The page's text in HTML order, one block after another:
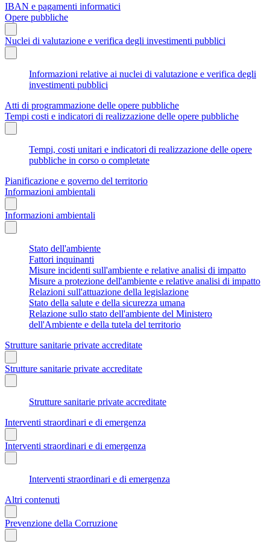
IBAN e pagamenti informatici
Opere pubbliche
Nuclei di valutazione e verifica degli investimenti pubblici
Informazioni relative ai nuclei di valutazione e verifica degli
investimenti pubblici
Atti di programmazione delle opere pubbliche
Tempi costi e indicatori di realizzazione delle opere pubbliche
Tempi, costi unitari e indicatori di realizzazione delle opere
pubbliche in corso o completate
Pianificazione e governo del territorio
Informazioni ambientali
Informazioni ambientali
Stato dell'ambiente
Fattori inquinanti
Misure incidenti sull'ambiente e relative analisi di impatto
Misure a protezione dell'ambiente e relative analisi di impatto
Relazioni sull'attuazione della legislazione
Stato della salute e della sicurezza umana
Relazione sullo stato dell'ambiente del Ministero
dell'Ambiente e della tutela del territorio
Strutture sanitarie private accreditate
Strutture sanitarie private accreditate
Strutture sanitarie private accreditate
Interventi straordinari e di emergenza
Interventi straordinari e di emergenza
Interventi straordinari e di emergenza
Altri contenuti
Prevenzione della Corruzione